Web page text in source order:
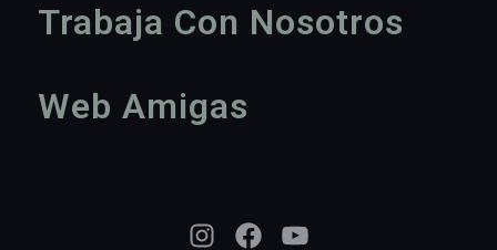
Trabaja Con Nosotros
Web Amigas